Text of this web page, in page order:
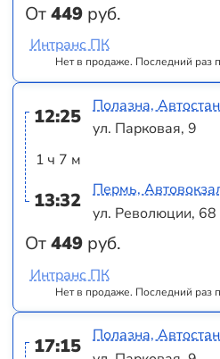
От449 руб.
Нет в продаже. Последний раз
Интранс ПК
12:25
1 ч 7 м
13:32
От449 руб.
Полазна,
ул. Парковая, 9
Пермь,
ул. Революции, 68
Нет в продаже. Последний раз
Интранс ПК
17:15
Полазна,